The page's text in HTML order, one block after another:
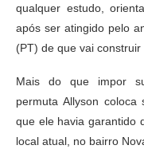
qualquer estudo,
após ser atingido pelo
(PT) de que vai
Mais do que impor
permuta Allyson
que ele havia garantido
local atual, no bairro